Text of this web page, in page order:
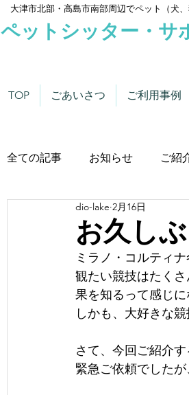
大津市北部・高島市南部周辺でペット（犬
ペットシッター・サ
TOP ごあいさつ ご利用事例
全ての記事 お知らせ ご紹
わんこにゃんこニュース
お久し
dio-lake 2月16日
ミラノ・コルティ
観たい競技はたく
果を知るって感じ
しかも、大好きな
さて、今回ご紹介
緊急ご依頼でした